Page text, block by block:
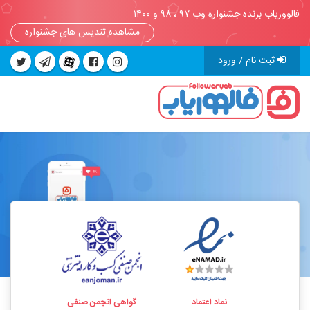
فالووریاب برنده جشنواره وب ۹۷ ، ۹۸ و ۱۴۰۰
مشاهده تندیس های جشنواره
ثبت نام / ورود
نماد اعتماد گواهی انجمن صنفی